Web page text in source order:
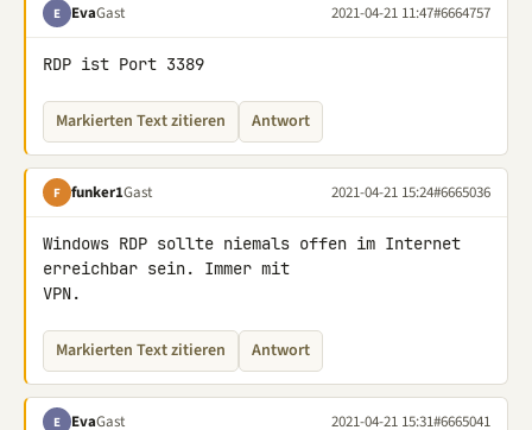
E EvaGast 2021-04-21 11:47#6664757
RDP ist Port 3389
Markierten Text zitieren Antwort
F funker1Gast 2021-04-21 15:24#6665036
Windows RDP sollte niemals offen im Internet
erreichbar sein. Immer mit
VPN.
Markierten Text zitieren Antwort
E EvaGast 2021-04-21 15:31#6665041